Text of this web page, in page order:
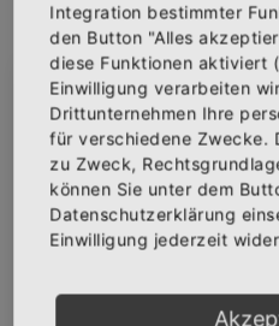
IN DEN
AUF DIE
BESCHREIBUNG
Abonniere jetzt
Bekomme die
Produkte und zudem
deine nächste
Integration bestimmter
den Button "Alles
diese Funktionen aktiviert
Einwilligung verarbeiten
Drittunternehmen Ihre
für verschiedene Zwecke.
zu Zweck,
können Sie unter dem
Datenschutzerklärung
Einwilligung jederzeit